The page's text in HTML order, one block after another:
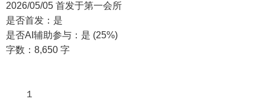
2026/05/05 首发于第一会所
是否首发：是
是否AI辅助参与：是 (25%)
字数：8,650 字
１